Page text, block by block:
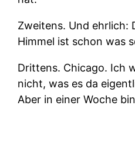
Zweitens. Und ehrlich:
Himmel ist schon was
Drittens. Chicago. Ich
nicht, was es da
Aber in einer Woche